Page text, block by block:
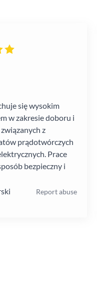
się wysokim
w zakresie doboru i
z
prądotwórczych
Prace
bezpieczny i
Report abuse